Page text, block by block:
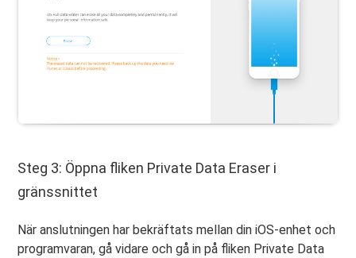
Steg 3: Öppna fliken Private Data Eraser i
gränssnittet
När anslutningen har bekräftats mellan din iOS-enhet och
programvaran, gå vidare och gå in på fliken Private Data